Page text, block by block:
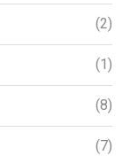
(2)
(1)
(8)
(7)